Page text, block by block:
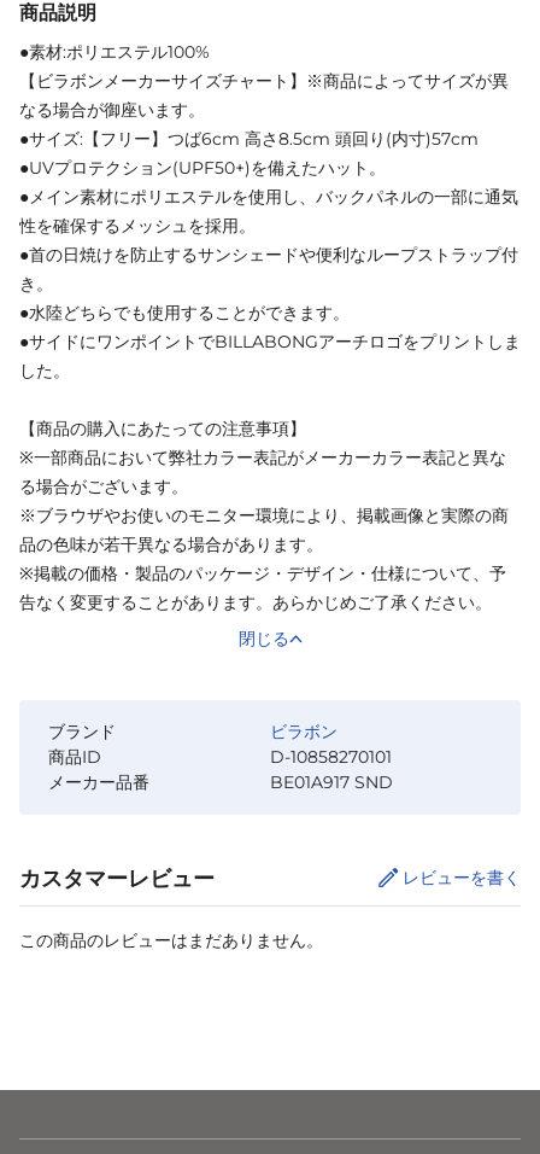
商品説明
●素材:ポリエステル100%
【ビラボンメーカーサイズチャート】※商品によってサイズが異
なる場合が御座います。
●サイズ:【フリー】つば6cm 高さ8.5cm 頭回り(内寸)57cm
●UVプロテクション(UPF50+)を備えたハット。
●メイン素材にポリエステルを使用し、バックパネルの一部に通気
性を確保するメッシュを採用。
●首の日焼けを防止するサンシェードや便利なループストラップ付
き。
●水陸どちらでも使用することができます。
●サイドにワンポイントでBILLABONGアーチロゴをプリントしま
した。
【商品の購入にあたっての注意事項】
※一部商品において弊社カラー表記がメーカーカラー表記と異な
る場合がございます。
※ブラウザやお使いのモニター環境により、掲載画像と実際の商
品の色味が若干異なる場合があります。
※掲載の価格・製品のパッケージ・デザイン・仕様について、予
告なく変更することがあります。あらかじめご了承ください。
閉じる
ブランド
ビラボン
商品ID
D-10858270101
メーカー品番
BE01A917 SND
カスタマーレビュー レビューを書く
この商品のレビューはまだありません。